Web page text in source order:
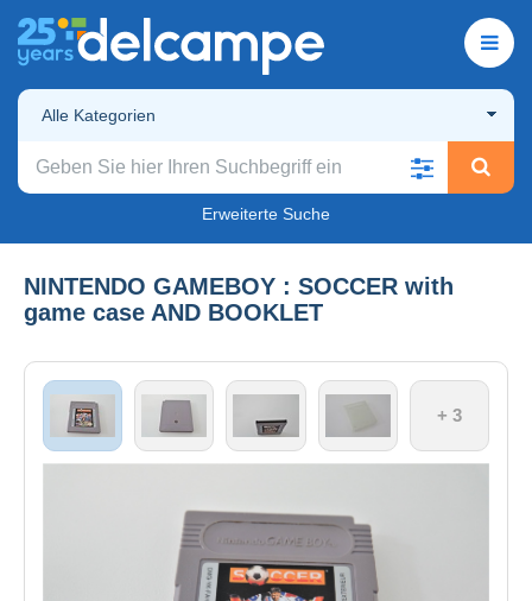
Alle Kategorien
Erweiterte Suche
NINTENDO GAMEBOY : SOCCER with
game case AND BOOKLET
+ 3